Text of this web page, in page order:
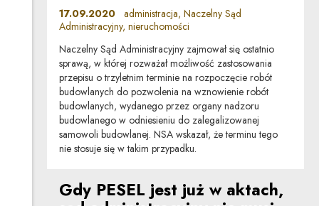
17.09.2020 administracja, Naczelny Sąd
Administracyjny, nieruchomości
Naczelny Sąd Administracyjny zajmował się ostatnio
sprawą, w której rozważał możliwość zastosowania
przepisu o trzyletnim terminie na rozpoczęcie robót
budowlanych do pozwolenia na wznowienie robót
budowlanych, wydanego przez organy nadzoru
budowlanego w odniesieniu do zalegalizowanej
samowoli budowlanej. NSA wskazał, że terminu tego
nie stosuje się w takim przypadku.
Gdy PESEL jest już w aktach,